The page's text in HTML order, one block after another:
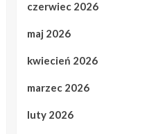
czerwiec 2026
maj 2026
kwiecień 2026
marzec 2026
luty 2026